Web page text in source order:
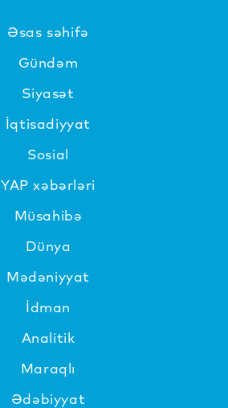
Əsas səhifə
Gündəm
Siyasət
İqtisadiyyat
Sosial
YAP xəbərləri
Müsahibə
Dünya
Mədəniyyat
İdman
Analitik
Maraqlı
Ədəbiyyat